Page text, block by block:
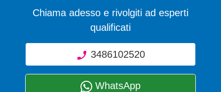
Chiama adesso e rivolgiti ad esperti
qualificati
3486102520
WhatsApp